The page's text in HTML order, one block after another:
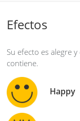
Efectos
Su efecto es alegre
contiene.
Happy